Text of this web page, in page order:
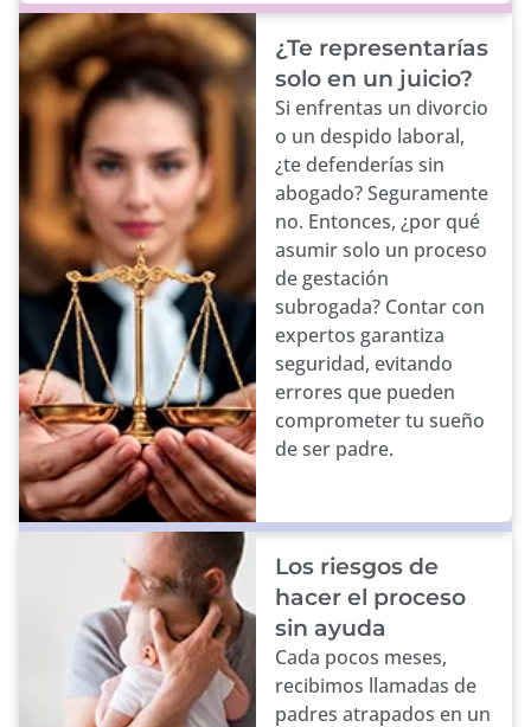
¿Te representarías
solo en un juicio?
Si enfrentas un divorcio
o un despido laboral,
¿te defenderías sin
abogado? Seguramente
no. Entonces, ¿por qué
asumir solo un proceso
de gestación
subrogada? Contar con
expertos garantiza
seguridad, evitando
errores que pueden
comprometer tu sueño
de ser padre.
Los riesgos de
hacer el proceso
sin ayuda
Cada pocos meses,
recibimos llamadas de
padres atrapados en un